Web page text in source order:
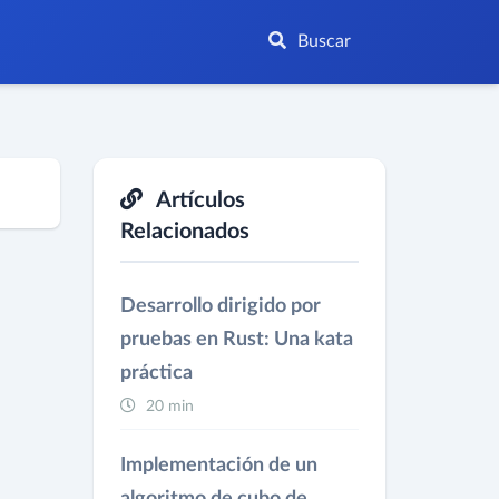
Buscar
Artículos
Relacionados
Desarrollo dirigido por
pruebas en Rust: Una kata
práctica
20 min
Implementación de un